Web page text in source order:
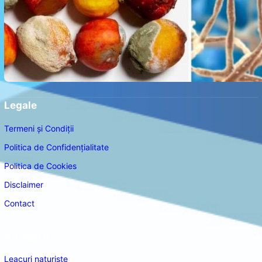
Legale
Termeni și Condiții
Politica de Confidențialitate
Politica de Cookies
Disclaimer
Contact
Leacuri naturiste